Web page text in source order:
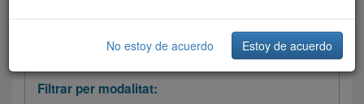
Filtrar les rutes
Filtrar per modalitat:
No estoy de acuerdo Estoy de acuerdo